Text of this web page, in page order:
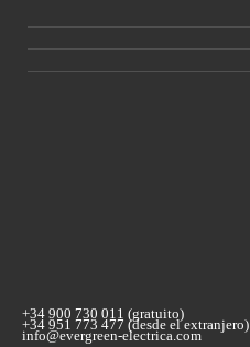
+34 900 730 011 (gratuito)
+34 951 773 477 (desde el extranjero)
info@evergreen-electrica.com